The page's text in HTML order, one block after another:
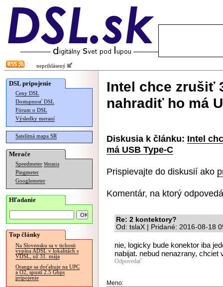
neprihlásený
DSL pripojenie
Ceny DSL
Dostupnosť DSL
Fórum o DSL
Výsledky meraní
Satelitná mapa SR
Merače
Speedmeter Merania
Pingmeter
Googlemeter
Hľadanie
Top články
Na Slovensku sa v tichosti
vypína ADSL v lokalitách s
VDSL, už 31. mája
Orange sa doťahuje na UPC
a O2, spustí 2.5 Gbps
pripojenie
Intel chce zrušiť
nahradiť ho má
Diskusia k článku: Intel
má USB Type-C
Prispievajte do diskusií ako
Komentár, na ktorý
Re: 2 kontektory?
Od: tslaX | Pridané: 2016-08-18
nie, logicky bude konektor iba
nabijat. nebud nenazrany,
Odpovedať
Meno: